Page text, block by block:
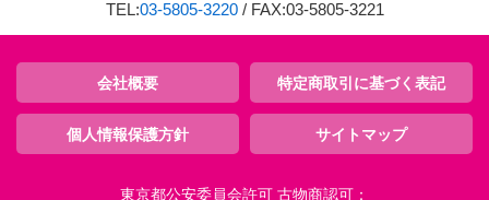
TEL:03-5805-3220/ FAX:03-5805-3221
会社概要 特定商取引に基づく表記
個人情報保護方針 サイトマップ
東京都公安委員会許可 古物商認可：